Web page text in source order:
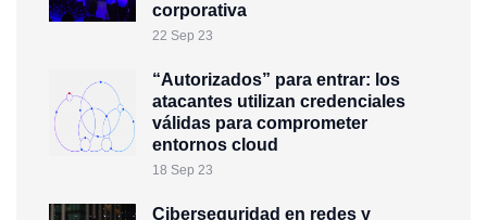
corporativa
22 Sep 23
“Autorizados” para entrar: los
atacantes utilizan credenciales
válidas para comprometer
entornos cloud
18 Sep 23
Ciberseguridad en redes y